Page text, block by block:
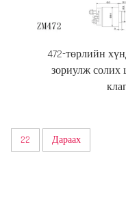
472-төрлийн
зориулж солих
22 Дараах